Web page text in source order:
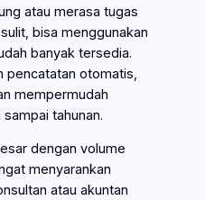
atau merasa tugas
bisa menggunakan
banyak tersedia.
pencatatan otomatis,
mempermudah
tahunan.
dengan volume
menyarankan
atau akuntan